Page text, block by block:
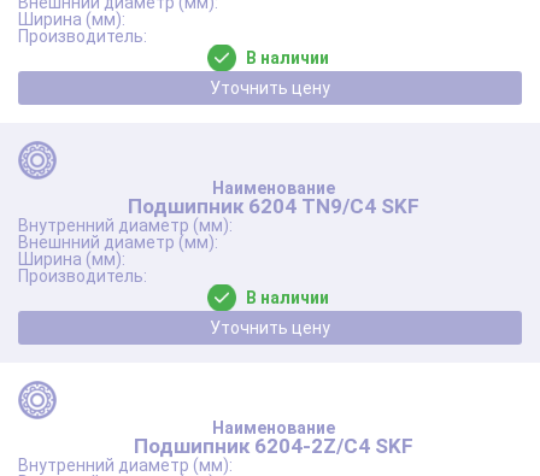
В наличии
Уточнить цену
Подшипник 6204 TN9/C4 SKF
В наличии
Уточнить цену
Подшипник 6204-2Z/C4 SKF